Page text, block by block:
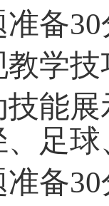
备
学
技能
足
备